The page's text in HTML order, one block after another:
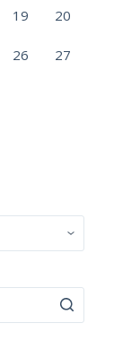
19 20
26 27